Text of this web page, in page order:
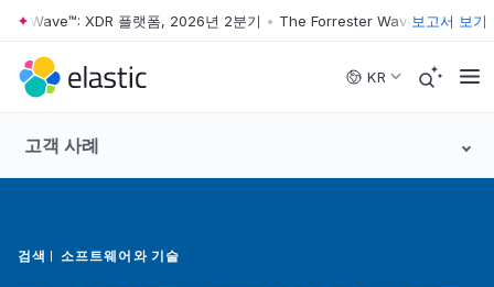
Skip to main content
XDR 플랫폼, 2026년 2분기 • The Forrester Wave™: XDR 플랫폼
보고서 보기
KR
고객 사례
검색 소프트웨어와 기술